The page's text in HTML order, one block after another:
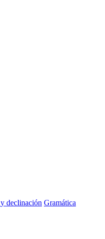
y declinación Gramática